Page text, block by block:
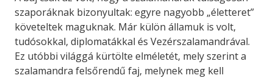
szaporáknak bizonyultak: egyre nagyobb „életteret”
követeltek maguknak. Már külön államuk is volt,
tudósokkal, diplomatákkal és Vezérszalamandrával.
Ez utóbbi világgá kürtölte elméletét, mely szerint a
szalamandra felsőrendű faj, melynek meg kell